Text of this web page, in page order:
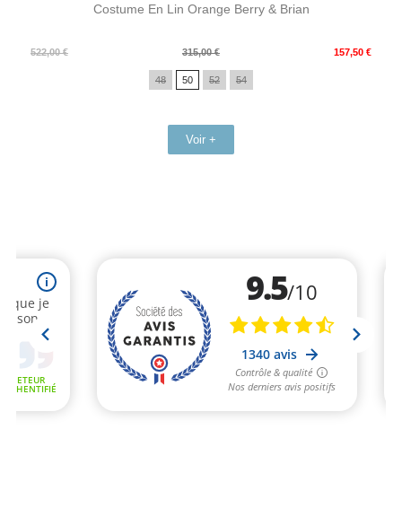
Costume En Lin Orange Berry & Brian
522,00 €
Prix
315,00 € 157,50 €
Prix
48 50 52 54
Voir +